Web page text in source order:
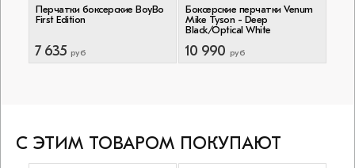
Перчатки боксерские BoyBo
First Edition
7 635 руб
Боксерские перчатки Venum
Mike Tyson - Deep
Black/Optical White
10 990 руб
С ЭТИМ ТОВАРОМ ПОКУПАЮТ